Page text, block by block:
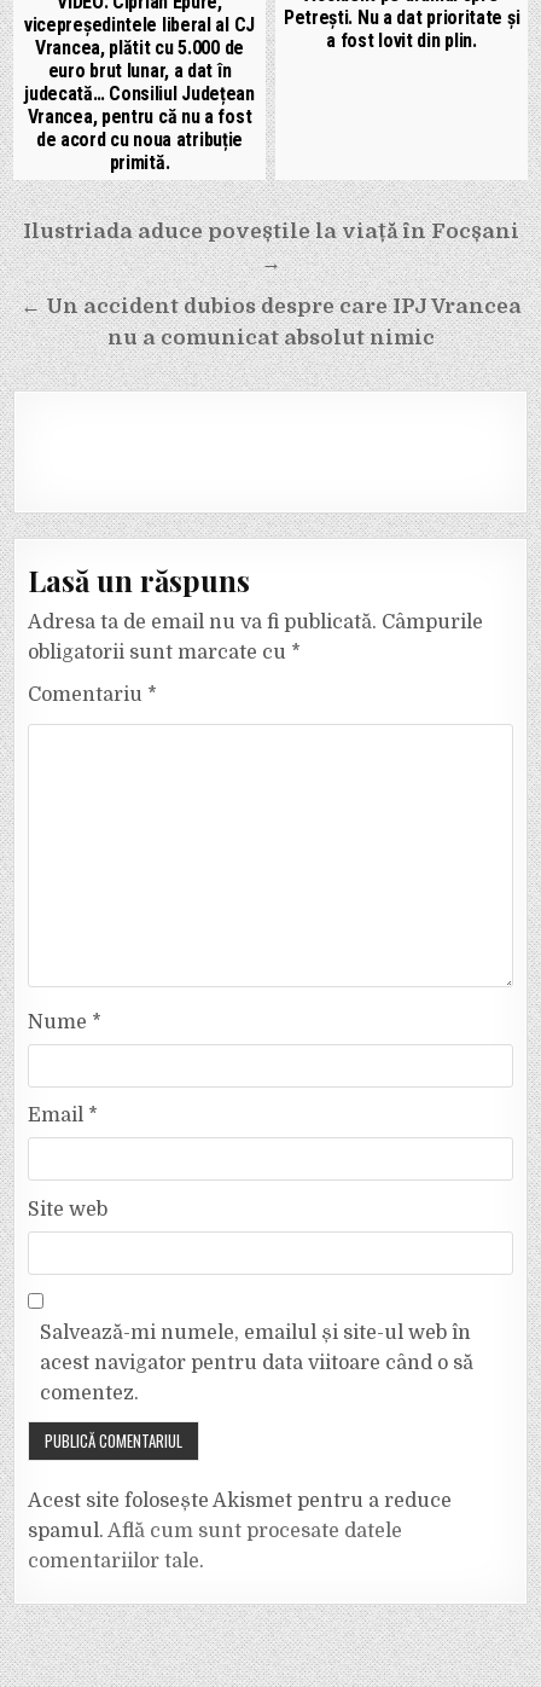
vicepreședintele liberal al CJ
Vrancea, plătit cu 5.000 de
euro brut lunar, a dat în
judecată… Consiliul Județean
Vrancea, pentru că nu a fost
de acord cu noua atribuție
primită.
Petrești. Nu a dat prioritate și
a fost lovit din plin.
Navigare
în
articole
Ilustriada aduce poveștile la viață în Focșani
→
← Un accident dubios despre care IPJ Vrancea
nu a comunicat absolut nimic
Lasă un răspuns
Adresa ta de email nu va fi publicată. Câmpurile
obligatorii sunt marcate cu *
Comentariu *
Nume *
Email *
Site web
Salvează-mi numele, emailul și site-ul web în
acest navigator pentru data viitoare când o să
comentez.
Acest site folosește Akismet pentru a reduce
spamul.Află cum sunt procesate datele
comentariilor tale.